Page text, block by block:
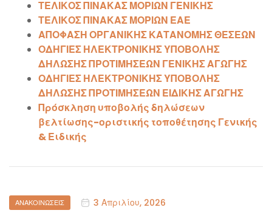
ΤΕΛΙΚΟΣ ΠΙΝΑΚΑΣ ΜΟΡΙΩΝ ΓΕΝΙΚΗΣ
ΤΕΛΙΚΟΣ ΠΙΝΑΚΑΣ ΜΟΡΙΩΝ ΕΑΕ
ΑΠΟΦΑΣΗ ΟΡΓΑΝΙΚΗΣ ΚΑΤΑΝΟΜΗΣ ΘΕΣΕΩΝ
ΟΔΗΓΙΕΣ ΗΛΕΚΤΡΟΝΙΚΗΣ ΥΠΟΒΟΛΗΣ
ΔΗΛΩΣΗΣ ΠΡΟΤΙΜΗΣΕΩΝ ΓΕΝΙΚΗΣ ΑΓΩΓΗΣ
ΟΔΗΓΙΕΣ ΗΛΕΚΤΡΟΝΙΚΗΣ ΥΠΟΒΟΛΗΣ
ΔΗΛΩΣΗΣ ΠΡΟΤΙΜΗΣΕΩΝ ΕΙΔΙΚΗΣ ΑΓΩΓΗΣ
Πρόσκληση υποβολής δηλώσεων
βελτίωσης-οριστικής τοποθέτησης Γενικής
& Ειδικής
Categories
ΑΝΑΚΟΙΝΏΣΕΙΣ 3 Απριλίου, 2026